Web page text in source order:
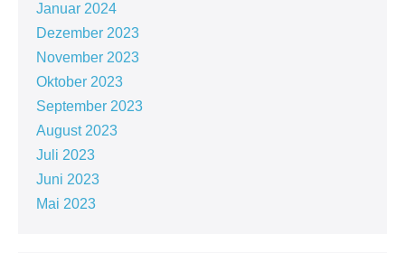
Januar 2024
Dezember 2023
November 2023
Oktober 2023
September 2023
August 2023
Juli 2023
Juni 2023
Mai 2023